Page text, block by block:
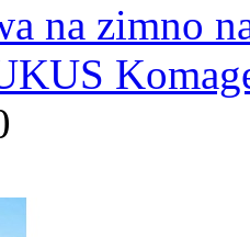
na zimno